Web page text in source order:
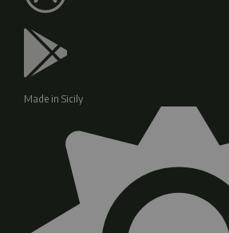
Made in Sicily